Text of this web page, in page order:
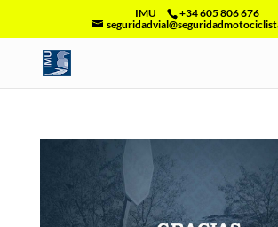
IMU
+34 605 806 676